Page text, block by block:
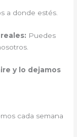
a donde estés.
Puedes
y lo dejamos
cada semana